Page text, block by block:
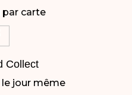
par carte
Collect
jour même